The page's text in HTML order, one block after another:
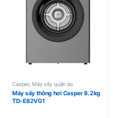
Casper, Máy sấy quần áo
Máy sấy thông hơi Casper 8.2kg
TD-E82VG1